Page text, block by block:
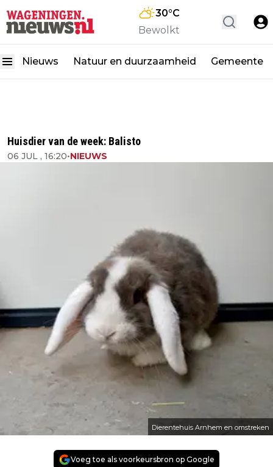
30°C
Bewolkt
Nieuws Natuur en duurzaamheid Gemeente
Huisdier van de week: Balisto
06 JUL , 16:20•NIEUWS
Dierentehuis Arnhem en omstreken
Voeg toe als voorkeursbron op Google